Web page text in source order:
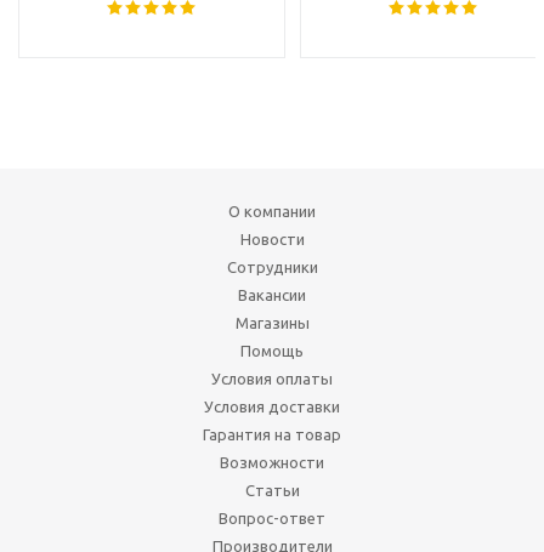
О компании
Новости
Сотрудники
Вакансии
Магазины
Помощь
Условия оплаты
Условия доставки
Гарантия на товар
Возможности
Статьи
Вопрос-ответ
Производители